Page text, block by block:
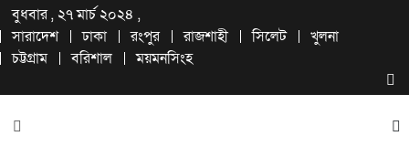
বুধবার , ২৭ মার্চ ২০২৪ ,
সারাদেশ
ঢাকা রংপুর রাজশাহী সিলেট
খুলনা
চট্টগ্রাম
বরিশাল ময়মনসিংহ